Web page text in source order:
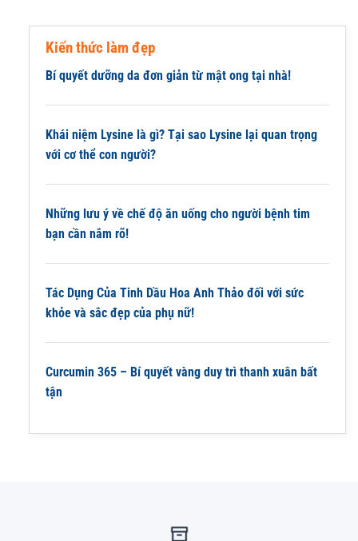
Kiến thức làm đẹp
Bí quyết dưỡng da đơn giản từ mật ong tại nhà!
Khái niệm Lysine là gì? Tại sao Lysine lại quan trọng
với cơ thể con người?
Những lưu ý về chế độ ăn uống cho người bệnh tim
bạn cần nắm rõ!
Tác Dụng Của Tinh Dầu Hoa Anh Thảo đối với sức
khỏe và sắc đẹp của phụ nữ!
Curcumin 365 – Bí quyết vàng duy trì thanh xuân bất
tận